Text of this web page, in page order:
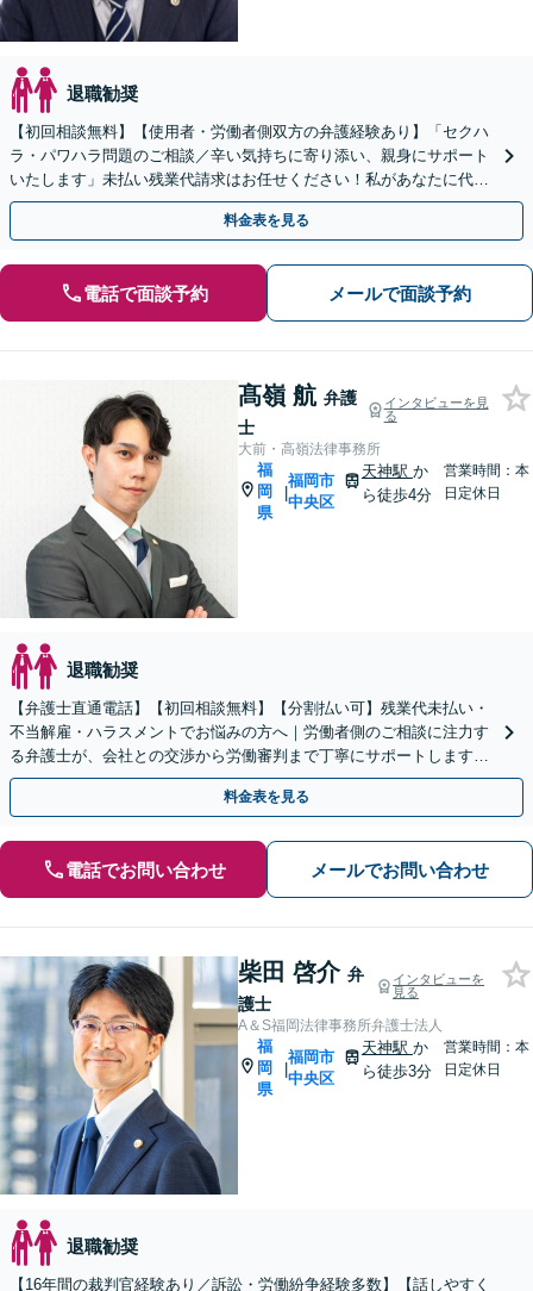
退職勧奨
【初回相談無料】【使用者・労働者側双方の弁護経験あり】「セクハ
ラ・パワハラ問題のご相談／辛い気持ちに寄り添い、親身にサポート
いたします」未払い残業代請求はお任せください！私があなたに代わ
って会社側と交渉いたします【休日・夜間相談可】
料金表を見る
電話で面談予約 メールで面談予約
髙嶺 航 弁護
士
インタビューを見
る
大前・高嶺法律事務所
福
岡
県
|
福岡市
中央区
天神駅 か
ら徒歩4分
営業時間：本
日定休日
退職勧奨
【弁護士直通電話】【初回相談無料】【分割払い可】残業代未払い・
不当解雇・ハラスメントでお悩みの方へ｜労働者側のご相談に注力す
る弁護士が、会社との交渉から労働審判まで丁寧にサポートします
【休日・夜間・WEB相談対応】【労働審判の経験あり】
料金表を見る
電話でお問い合わせ メールでお問い合わせ
柴田 啓介 弁
護士
インタビューを
見る
A＆S福岡法律事務所弁護士法人
福
岡
県
|
福岡市
中央区
天神駅 か
ら徒歩3分
営業時間：本
日定休日
退職勧奨
【16年間の裁判官経験あり／訴訟・労働紛争経験多数】【話しやすく